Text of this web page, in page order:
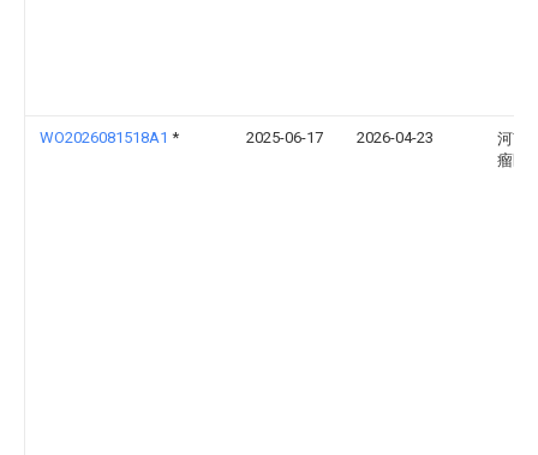
WO2026081518A1 * 2025-06-17 2026-04-23
河南
瘤医